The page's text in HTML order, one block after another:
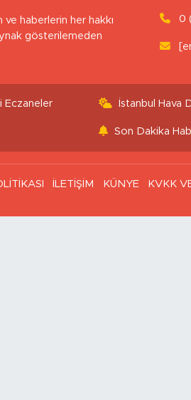
ve haberlerin her hakkı
gösterilemeden
0
Eczaneler İstanbul Hava
Son Dakika
İLETİŞİM KÜNYE KVKK